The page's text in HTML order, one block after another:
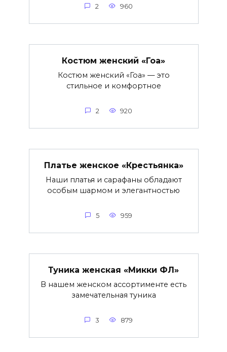
2 960
Костюм женский «Гоа»
Костюм женский «Гоа» — это
стильное и комфортное
2 920
Платье женское «Крестьянка»
Наши платья и сарафаны обладают
особым шармом и элегантностью
5 959
Туника женская «Микки ФЛ»
В нашем женском ассортименте есть
замечательная туника
3 879